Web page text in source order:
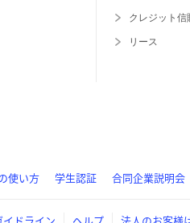
クレジット信
リース
使い方 学生認証 合同企業説明会